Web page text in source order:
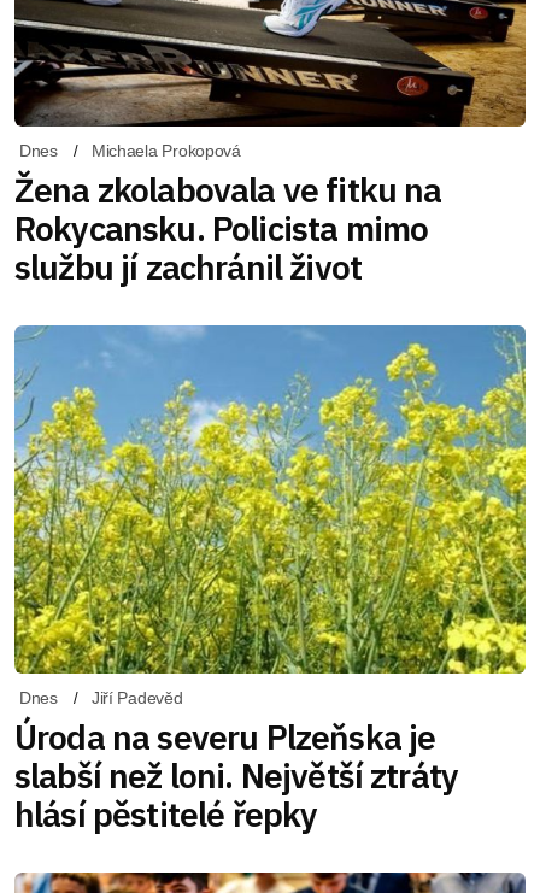
Dnes Michaela Prokopová
Žena zkolabovala ve fitku na
Rokycansku. Policista mimo
službu jí zachránil život
Dnes Jiří Padevěd
Úroda na severu Plzeňska je
slabší než loni. Největší ztráty
hlásí pěstitelé řepky